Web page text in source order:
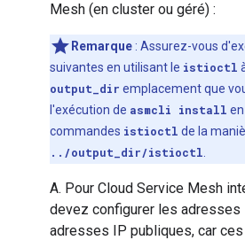
Mesh (en cluster ou géré) :
Remarque : Assurez-vous
suivantes en utilisant le istioctl
output_dir emplacement que
l'exécution de asmcli install
commandes istioctl de la
../output_dir/istioctl
A. Pour Cloud Service Mesh
devez configurer les adresses
adresses IP publiques, car